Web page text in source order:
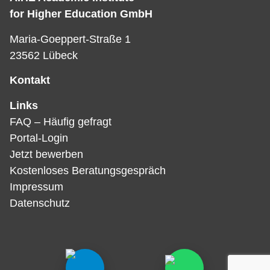
for Higher Education GmbH
Maria-Goeppert-Straße 1
23562 Lübeck
Kontakt
Links
FAQ – Häufig gefragt
Portal-Login
Jetzt bewerben
Kostenloses Beratungsgespräch
Impressum
Datenschutz